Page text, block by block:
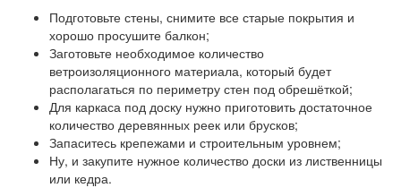
Подготовьте стены, снимите все старые покрытия и
хорошо просушите балкон;
Заготовьте необходимое количество
ветроизоляционного материала, который будет
располагаться по периметру стен под обрешёткой;
Для каркаса под доску нужно приготовить достаточное
количество деревянных реек или брусков;
Запаситесь крепежами и строительным уровнем;
Ну, и закупите нужное количество доски из лиственницы
или кедра.